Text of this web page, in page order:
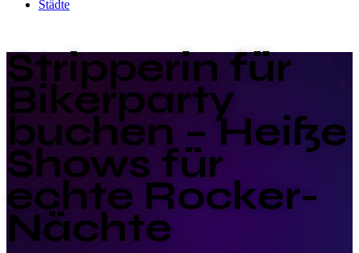
Städte
Stripperin für
Bikerparty
buchen – Heiße
Shows für
echte Rocker-
Nächte